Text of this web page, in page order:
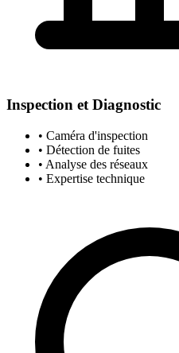
Inspection et Diagnostic
• Caméra d'inspection
• Détection de fuites
• Analyse des réseaux
• Expertise technique